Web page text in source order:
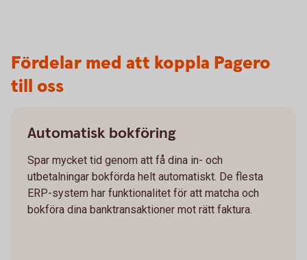
Fördelar med att koppla Pagero
till oss
Automatisk bokföring
Spar mycket tid genom att få dina in- och
utbetalningar bokförda helt automatiskt. De flesta
ERP-system har funktionalitet för att matcha och
bokföra dina banktransaktioner mot rätt faktura.